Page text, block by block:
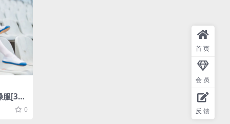
[31P
0
首页
会员
反馈